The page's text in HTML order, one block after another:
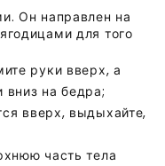
Он направлен на
для того
руки вверх, а
вниз на бедра;
вверх, выдыхайте,
часть тела